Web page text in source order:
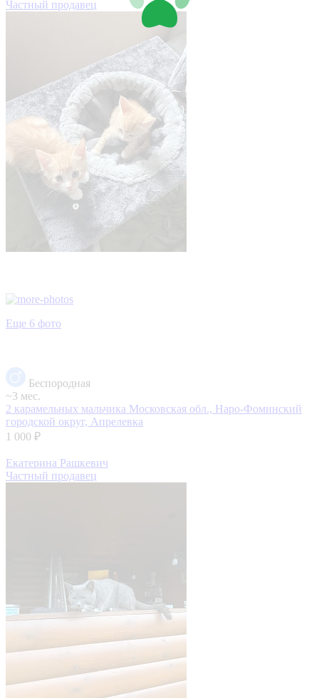
Частный продавец
Еще 6 фото
Беспородная
~3 мес.
2 карамельных мальчика Московская обл., Наро-Фоминский
городской округ, Апрелевка
1 000 ₽
Екатерина Рашкевич
Частный продавец